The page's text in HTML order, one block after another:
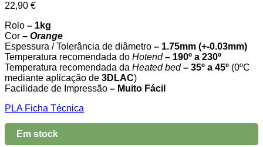
22,90 €
Rolo – 1kg
Cor – Orange
Espessura / Tolerância de diâmetro – 1.75mm (+-0.03mm)
Temperatura recomendada do Hotend– 190º a 230º
Temperatura recomendada da Heated bed – 35º a 45º (0ºC
mediante aplicação de 3DLAC)
Facilidade de Impressão – Muito Fácil
PLA Ficha Técnica
Em stock